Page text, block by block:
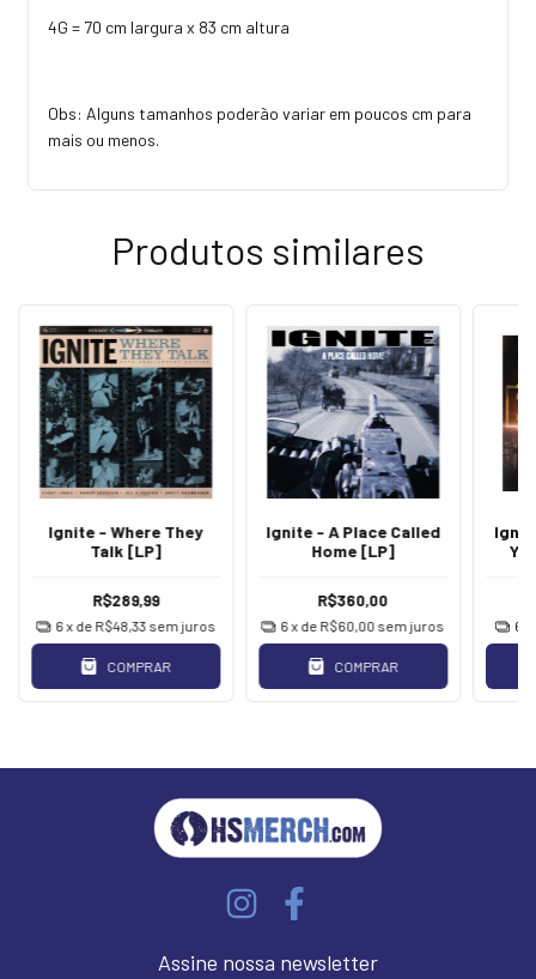
4G = 70 cm largura x 83 cm altura
Obs: Alguns tamanhos poderão variar em poucos cm para
mais ou menos.
Produtos similares
Ignite - Where They
Talk [LP]
R$289,99
6x de R$48,33 sem juros
COMPRAR
Ignite - A Place Called
Home [LP]
R$360,00
6 x de R$60,00 sem juros
COMPRAR
6
Assine nossa newsletter